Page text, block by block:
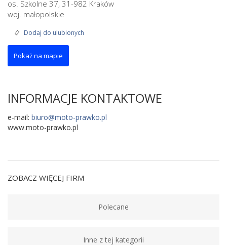
os. Szkolne 37, 31-982 Kraków
woj. małopolskie
Dodaj do ulubionych
Pokaż na mapie
INFORMACJE KONTAKTOWE
e-mail: biuro@moto-prawko.pl
www.moto-prawko.pl
ZOBACZ WIĘCEJ FIRM
Polecane
Inne z tej kategorii